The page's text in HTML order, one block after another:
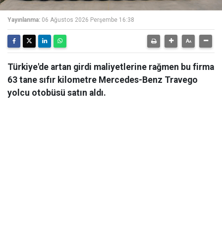
Yayınlanma: 06 Ağustos 2026 Perşembe 16:38
Türkiye'de artan girdi maliyetlerine rağmen bu firma
63 tane sıfır kilometre Mercedes-Benz Travego
yolcu otobüsü satın aldı.